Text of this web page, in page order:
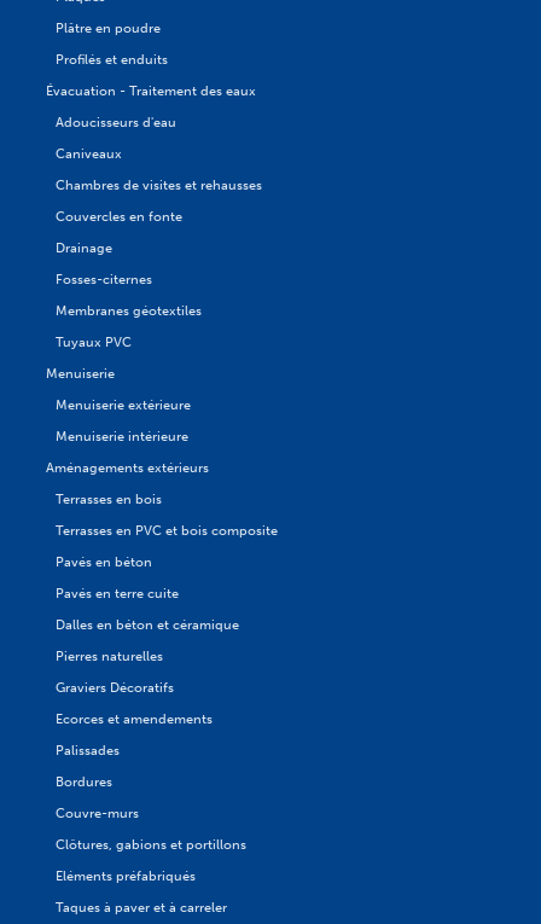
Plâtre en poudre
Profilés et enduits
Évacuation - Traitement des eaux
Adoucisseurs d'eau
Caniveaux
Chambres de visites et rehausses
Couvercles en fonte
Drainage
Fosses-citernes
Membranes géotextiles
Tuyaux PVC
Menuiserie
Menuiserie extérieure
Menuiserie intérieure
Aménagements extérieurs
Terrasses en bois
Terrasses en PVC et bois composite
Pavés en béton
Pavés en terre cuite
Dalles en béton et céramique
Pierres naturelles
Graviers Décoratifs
Ecorces et amendements
Palissades
Bordures
Couvre-murs
Clôtures, gabions et portillons
Eléments préfabriqués
Taques à paver et à carreler